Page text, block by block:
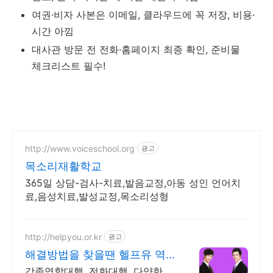
여권·비자 사본은 이메일, 클라우드에 꼭 저장, 비용·
시간 아낌
대사관 방문 전 전화·홈페이지 최종 확인, 준비물
체크리스트 필수!
http://www.voiceschool.org 광고
목소리재활학교
365일 상담-검사-치료,발음교정,아동 성인 언어치
료,음성치료,발성교정,목소리성형
http://helpyou.or.kr 광고
해결방법을 찾을땐 헬프유 역
할대행, 상황연출 전문업체